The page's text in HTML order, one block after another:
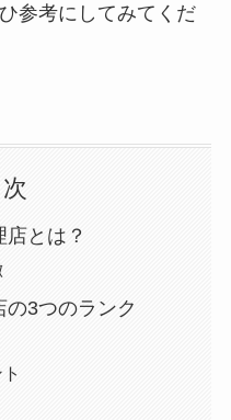
参考にしてみてくだ
とは？
3つのランク